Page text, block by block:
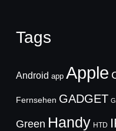
Tags
Android app Apple
Fernsehen GADGET
Green Handy HTD